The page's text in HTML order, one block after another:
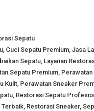
Sepatu
, Cuci Sepatu Premium,Jasa
Sepatu, Layanan
Sepatu Premium, Perawatan
Kulit, Perawatan Sneaker
, Restorasi Sepatu
Terbaik, Restorasi Sneaker,